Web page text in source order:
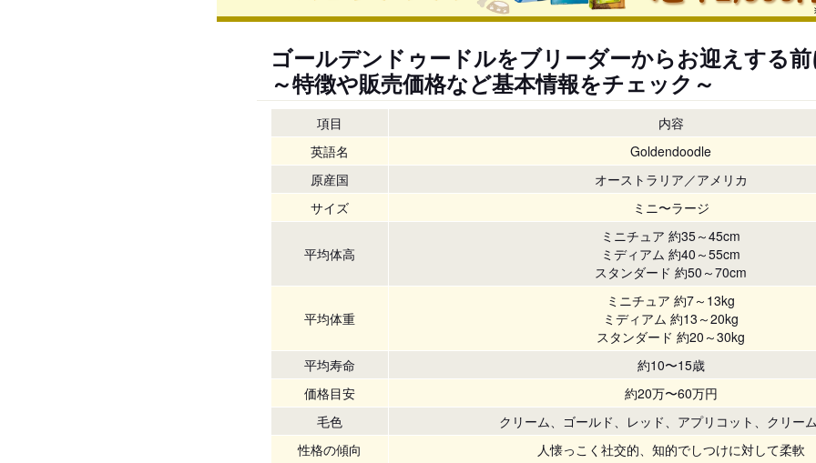
ゴールデンドゥードルをブリーダーからお迎えする
～特徴や販売価格など基本情報をチェック～
項目
内容
英語名
Goldendoodle
原産国
オーストラリア／アメリカ
サイズ
ミニ〜ラージ
平均体高
ミニチュア 約35～45cm
ミディアム 約40～55cm
スタンダード 約50～70cm
平均体重
ミニチュア 約7～13kg
ミディアム 約13～20kg
スタンダード 約20～30kg
平均寿命
約10〜15歳
価格目安
約20万〜60万円
毛色
クリーム、ゴールド、レッド、アプリコット、クリー
性格の傾向
人懐っこく社交的、知的でしつけに対して柔軟